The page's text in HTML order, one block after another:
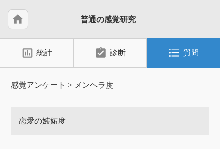
home 普通の感覚研究
insert_chart_outlined 統計 assignment_turned_in 診断 format_list_bulleted 質問
感覚アンケート > メンヘラ度
恋愛の嫉妬度